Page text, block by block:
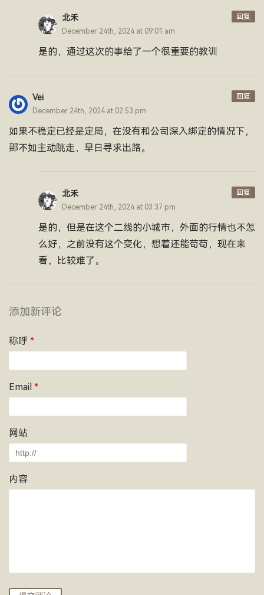
北禾
December 24th, 2024 at 09:01 am
是的，通过这次的事给了一个很重要的教训
回复
Vei
December 24th, 2024 at 02:53 pm
如果不稳定已经是定局，在没有和公司深入绑定的情况下，
那不如主动跳走，早日寻求出路。
回复
北禾
December 24th, 2024 at 03:37 pm
是的，但是在这个二线的小城市，外面的行情也不怎
么好，之前没有这个变化，想着还能苟苟，现在来
看，比较难了。
回复
添加新评论
称呼 *
Email *
网站
内容